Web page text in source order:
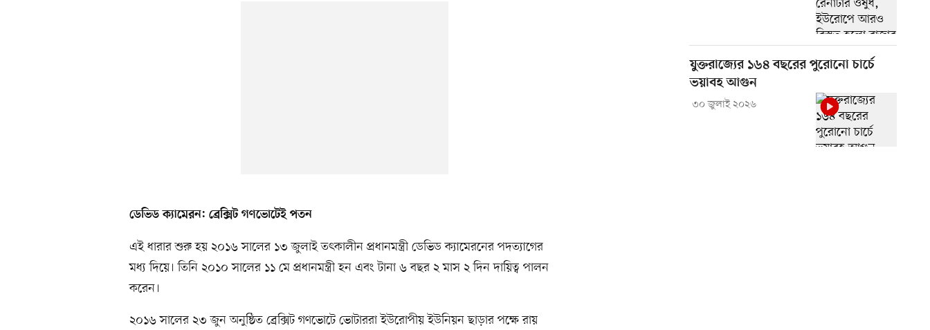
ডেভিড ক্যামেরন: ব্রেক্সিট গণভোটেই পতন
এই ধারার শুরু হয় ২০১৬ সালের ১৩ জুলাই তৎকালীন প্রধানমন্ত্রী ডেভিড ক্যামেরনের পদত্যাগের
মধ্য দিয়ে। তিনি ২০১০ সালের ১১ মে প্রধানমন্ত্রী হন এবং টানা ৬ বছর ২ মাস ২ দিন দায়িত্ব পালন
করেন।
২০১৬ সালের ২৩ জুন অনুষ্ঠিত ব্রেক্সিট গণভোটে ভোটাররা ইউরোপীয় ইউনিয়ন ছাড়ার পক্ষে রায়
যুক্তরাজ্যের ১৬৪ বছরের পুরোনো চার্চে
ভয়াবহ আগুন
৩০ জুলাই ২০২৬